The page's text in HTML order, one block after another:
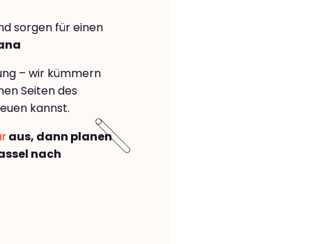
sorgen für einen
– wir kümmern
Seiten des
kannst.
aus, dann planen
nach